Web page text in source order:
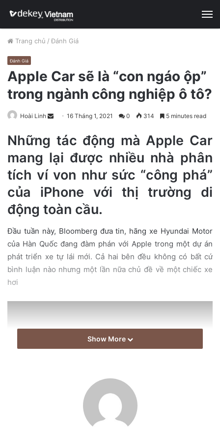
Trang chủ / Đánh Giá
Đánh Giá
Apple Car sẽ là “con ngáo ộp”
trong ngành công nghiệp ô tô?
Hoài Linh
n
a
n
e
m
a
l
16 Tháng 1, 2021 0 314 5 minutes read
Những tác động mà Apple Car
mang lại được nhiều nhà phân
tích ví von như sức “công phá”
của iPhone với thị trường di
động toàn cầu.
Đầu tuần này, Bloomberg đưa tin, hãng xe Hyundai Motor
của Hàn Quốc đang đàm phán với Apple trong một dự án
phát triển xe tự lái mới. Cả hai bên đều không có bất cứ
bình luận nào nhưng một lần nữa chủ đề về một chiếc xe
hơi
Show More